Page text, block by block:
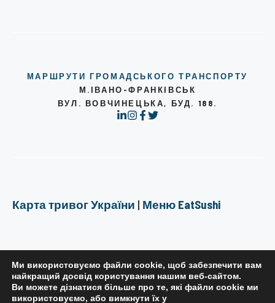
МАРШРУТИ ГРОМАДСЬКОГО ТРАНСПОРТУ
М.ІВАНО-ФРАНКІВСЬК
ВУЛ. ВОВЧИНЕЦЬКА, БУД. 188.
Карта тривог України | Меню EatSushi
РЕДАКЦІЙНА ПОЛІТИКА
Ми використовуємо файли cookie, щоб забезпечити вам
найкращий досвід користування нашим веб-сайтом.
Ви можете дізнатися більше про те, які файли cookie ми
використовуємо, або вимкнути їх у